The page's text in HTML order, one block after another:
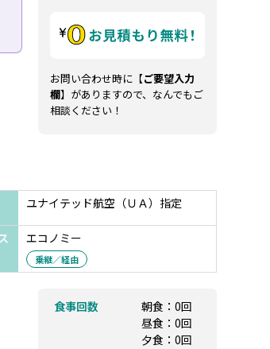
お問い合わせ時に【ご要望入力
欄】がありますので、なんでもご
相談ください！
ユナイテッド航空（ＵＡ）指定
エコノミー
乗継／経由
食事回数
朝食：0回
昼食：0回
夕食：0回